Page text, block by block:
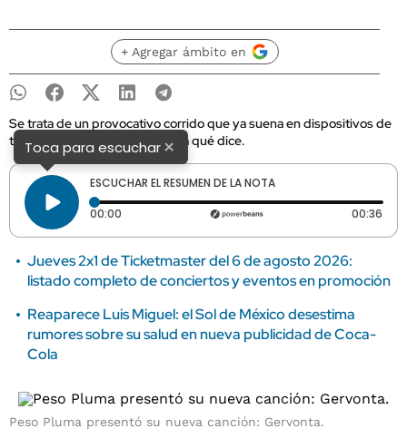
+ Agregar ámbito en
Se trata de un provocativo corrido que ya suena en dispositivos de
todas partes del mundo. Checa qué dice.
Toca para escuchar×
ESCUCHAR EL RESUMEN DE LA NOTA
00:00 Tiempo transcurrido: 0 segundos 00:36
Jueves 2x1 de Ticketmaster del 6 de agosto 2026:
listado completo de conciertos y eventos en promoción
Reaparece Luis Miguel: el Sol de México desestima
rumores sobre su salud en nueva publicidad de Coca-
Cola
Peso Pluma presentó su nueva canción: Gervonta.